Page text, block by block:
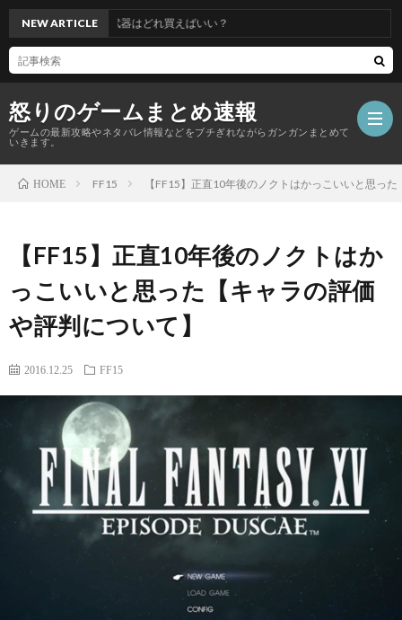
怒りのゲームまとめ速報
ゲームの最新攻略やネタバレ情報などをブチぎれながらガンガンまとめて
いきます。
り
NEW ARTICLE
具揃えたけど武器はどれ買えばいい？
HOME FF15 【FF15】正直10年後のノクトはかっこいいと思っ
【FF15】正直10年後のノクトはか
っこいいと思った【キャラの評価
や評判について】
2016.12.25 FF15